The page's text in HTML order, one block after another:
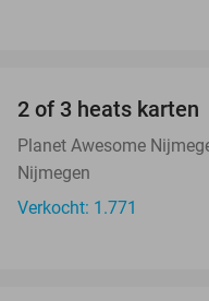
2 of 3 heats karten
Planet Awesome
Nijmegen
Verkocht: 1.771